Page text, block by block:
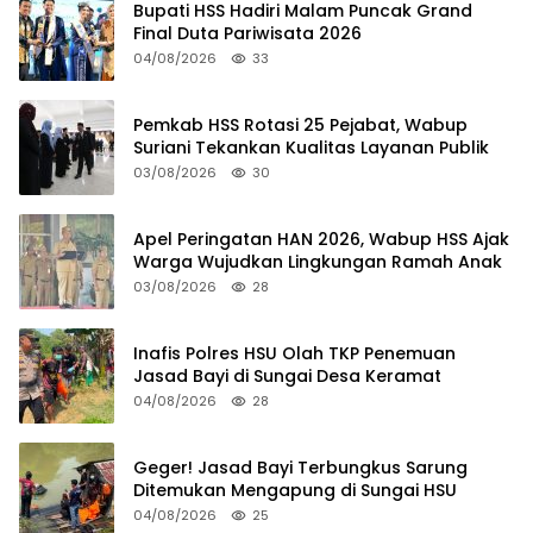
Bupati HSS Hadiri Malam Puncak Grand
Final Duta Pariwisata 2026
04/08/2026 33
Pemkab HSS Rotasi 25 Pejabat, Wabup
Suriani Tekankan Kualitas Layanan Publik
03/08/2026 30
Apel Peringatan HAN 2026, Wabup HSS Ajak
Warga Wujudkan Lingkungan Ramah Anak
03/08/2026 28
Inafis Polres HSU Olah TKP Penemuan
Jasad Bayi di Sungai Desa Keramat
04/08/2026 28
Geger! Jasad Bayi Terbungkus Sarung
Ditemukan Mengapung di Sungai HSU
04/08/2026 25